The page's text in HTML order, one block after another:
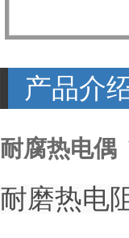
产品介
耐腐热电偶
耐磨热电